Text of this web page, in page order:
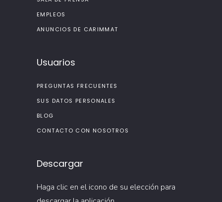
EMPLEOS
ANUNCIOS DE CARIMMAT
Usuarios
PREGUNTAS FRECUENTES
SUS DATOS PERSONALES
BLOG
CONTACTO CON NOSOTROS
Descargar
Haga clic en el icono de su elección para